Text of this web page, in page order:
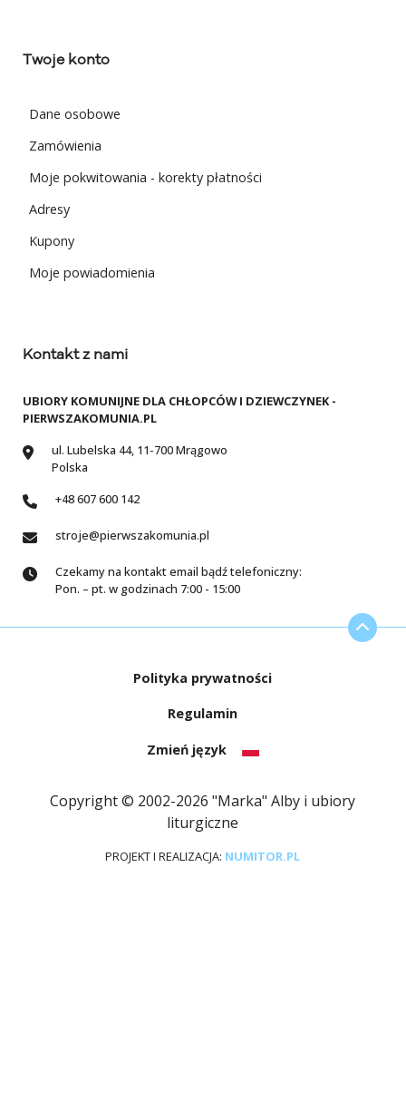
Twoje konto
Dane osobowe
Zamówienia
Moje pokwitowania - korekty płatności
Adresy
Kupony
Moje powiadomienia
Kontakt z nami
UBIORY KOMUNIJNE DLA CHŁOPCÓW I DZIEWCZYNEK -
PIERWSZAKOMUNIA.PL
ul. Lubelska 44, 11-700 Mrągowo
Polska
+48 607 600 142
stroje@pierwszakomunia.pl
Czekamy na kontakt email bądź telefoniczny:
Pon. – pt. w godzinach 7:00 - 15:00
Polityka prywatności
Regulamin
Zmień język
Copyright © 2002-2026 "Marka" Alby i ubiory
liturgiczne
PROJEKT I REALIZACJA: NUMITOR.PL